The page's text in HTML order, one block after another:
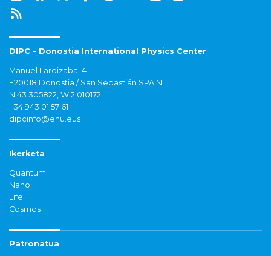
DIPC - Donostia International Physics Center
Manuel Lardizabal 4
E20018 Donostia / San Sebastián SPAIN
N 43.305822, W 2.010172
+34 943 01 57 61
dipcinfo@ehu.eus
Ikerketa
Quantum
Nano
Life
Cosmos
Patronatua